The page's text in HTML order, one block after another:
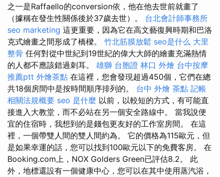
之一是Raffaello的conversion依，他在他去世前就畫了
（據稱在發生性關係後於37歲去世）。 台北會計師事務所
seo marketing 這更重要，因為它在高文藝復興時期和巴洛
克式繪畫之間形成了橋樑。 竹北筋膜放鬆 seo是什么 大里
整骨 任何對從中世紀到19世紀的偉大大師的繪畫充滿熱情
的人都不應該錯過刺耳。 雄獅 台胞證 林口 外燴 台中按摩
推薦ptt 外燴茶點 在這裡，您會發現超過450個，它們在總
共18個房間中是按時間順序排列的。 台中 外燴 茶點 記帳
相關法規概要 seo 是什麼 以前，以較短的方式，有可能直
接進入大教堂，而不必站在另一個安全路線中。 當我說便
宜的住宿時，我想到的是錢包更友好的工作室房間。 在這
裡，一個帶雙人間的雙人間約為。 它的價格為115歐元，但
是如果幸運的話，您可以找到100歐元以下的免費客房。 在
Booking.com上，NOX Golders Green已評估8.2。 此
外，地標還設有一個健康中心，您可以在其中使用蒸汽浴，